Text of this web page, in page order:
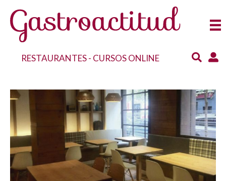
RESTAURANTES- CURSOS ONLINE